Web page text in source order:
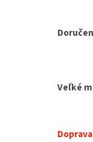
Veľké